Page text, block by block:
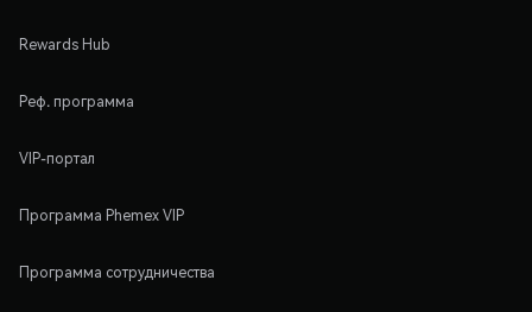
Rewards Hub
Реф. программа
VIP-портал
Программа Phemex VIP
Программа сотрудничества